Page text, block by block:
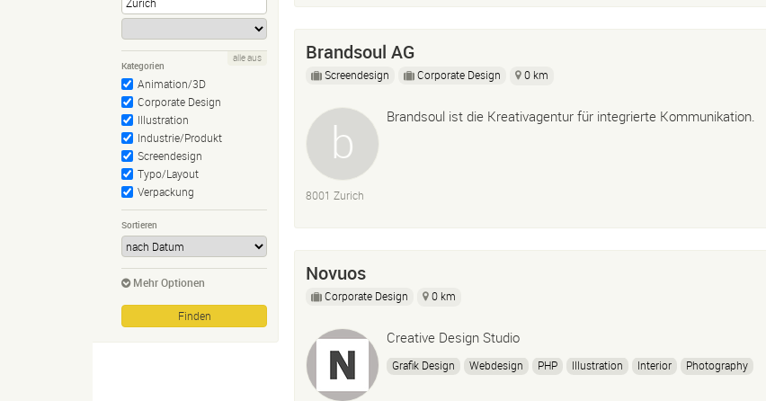
Kategorien
Animation/3D
Corporate Design
Illustration
Industrie/Produkt
Screendesign
Typo/Layout
Verpackung
alle aus
Sortieren
Mehr Optionen
Brandsoul AG
Screendesign Corporate Design 0 km
Brandsoul ist die Kreativagentur für integrierte Kommunikation.
8001 Zurich
Novuos
Corporate Design 0 km
Creative Design Studio
Grafik Design Webdesign PHP Illustration Interior Photography